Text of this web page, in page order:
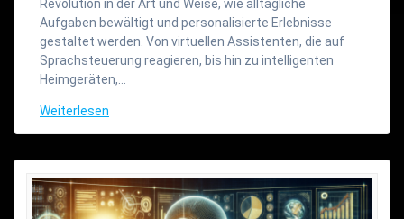
Revolution in der Art und Weise, wie alltägliche
Aufgaben bewältigt und personalisierte Erlebnisse
gestaltet werden. Von virtuellen Assistenten, die auf
Sprachsteuerung reagieren, bis hin zu intelligenten
Heimgeräten,…
Weiterlesen